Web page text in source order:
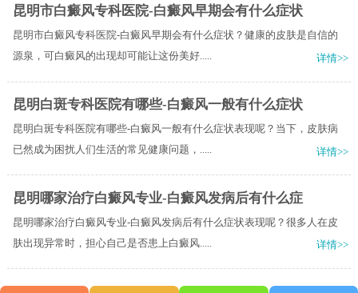
昆明市白癜风专科医院-白癜风早期会有什么症状
昆明市白癜风专科医院-白癜风早期会有什么症状？健康的皮肤是自信的
源泉，可白癜风的出现却可能让这份美好.....
详情>>
昆明白斑专科医院有哪些-白癜风一般有什么症状
昆明白斑专科医院有哪些-白癜风一般有什么症状表现呢？当下，皮肤病
已然成为困扰人们生活的常见健康问题，.....
详情>>
昆明哪家治疗白癜风专业-白癜风发病后有什么症
昆明哪家治疗白癜风专业-白癜风发病后有什么症状表现呢？很多人在皮
肤出现异常时，担心自己是否患上白癜风.....
详情>>